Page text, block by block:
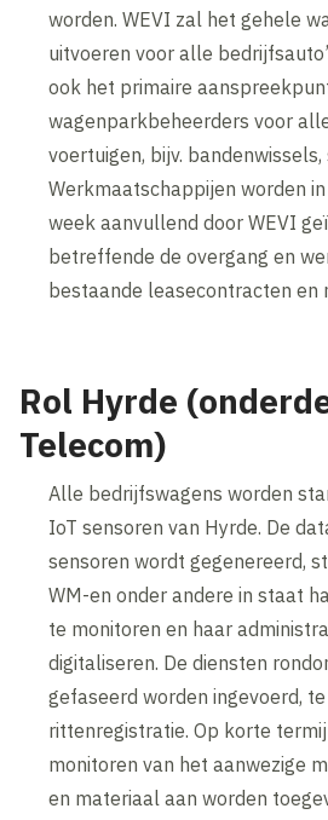
worden. WEVI zal het gehele
uitvoeren voor alle
ook het primaire
wagenparkbeheerders voor
voertuigen, bijv. bandenwissels,
Werkmaatschappijen worden
week aanvullend door WEVI
betreffende de overgang en
bestaande leasecontracten en
Rol Hyrde
Telecom)
Alle bedrijfswagens worden
IoT sensoren van Hyrde. De
sensoren wordt gegenereerd,
WM-en onder andere in staat
te monitoren en haar
digitaliseren. De diensten
gefaseerd worden ingevoerd,
rittenregistratie. Op korte
monitoren van het aanwezige
en materiaal aan worden